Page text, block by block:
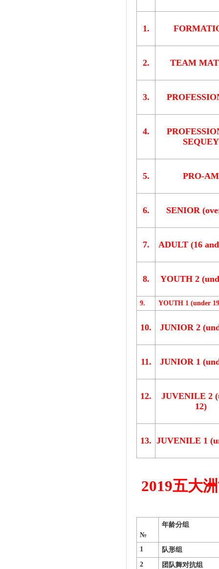
1.
2. TEAM
3.
4.
SEQUEY
5. PRO-AM
6. SENIOR
7. ADULT (16
8. YOUTH 2
9. YOUTH 1 (under
10. JUNIOR 2
11. JUNIOR 1
12.
JUVENILE 2
12)
13. JUVENILE 1
2019五大
№
年龄分组
1
队形组
2
团队舞对抗组